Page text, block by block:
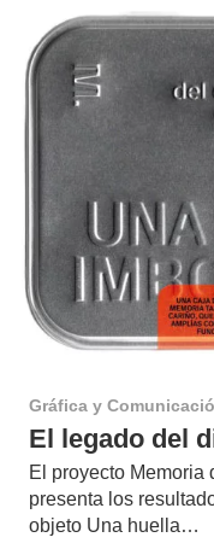
Gráfica y
El legado del
El proyecto
presenta los
objeto Una huella…